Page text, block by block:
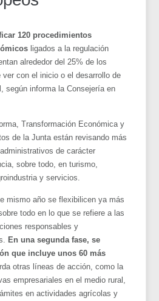
120 procedimientos
ligados a la regulación
alrededor del 25% de los
con el inicio o el desarrollo de
según informa la Consejería en
Transformación Económica y
de la Junta están revisando más
de carácter
sobre todo, en turismo,
y servicios.
mismo año se flexibilicen ya más
todo en lo que se refiere a las
responsables y
En una segunda fase, se
que incluye unos 60 más
otras líneas de acción, como la
empresariales en el medio rural,
en actividades agrícolas y